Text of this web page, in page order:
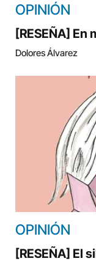
OPINIÓN
[RESEÑA] En
Dolores Álvarez
OPINIÓN
[RESEÑA] El